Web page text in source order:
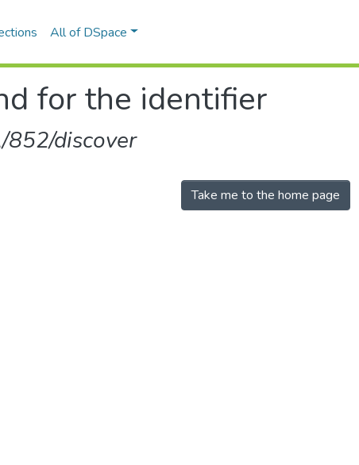
All of DSpace
for the identifier
852/discover
Take me to the home page